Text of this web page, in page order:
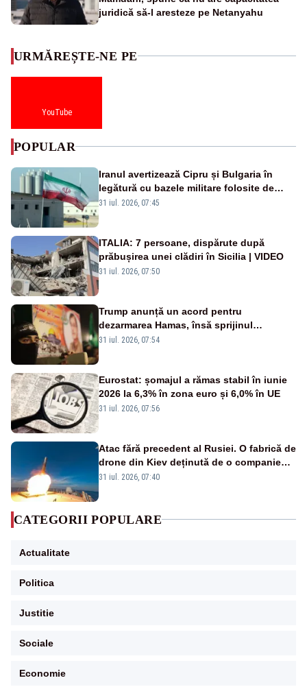
juridică să-l aresteze pe Netanyahu
URMĂREȘTE-NE PE
YouTube
POPULAR
Iranul avertizează Cipru și Bulgaria în
legătură cu bazele militare folosite de
SUA
31 iul. 2026, 07:45
ITALIA: 7 persoane, dispărute după
prăbușirea unei clădiri în Sicilia | VIDEO
31 iul. 2026, 07:50
Trump anunță un acord pentru
dezarmarea Hamas, însă sprijinul
Israelului rămâne incert
31 iul. 2026, 07:54
Eurostat: șomajul a rămas stabil în iunie
2026 la 6,3% în zona euro și 6,0% în UE
31 iul. 2026, 07:56
Atac fără precedent al Rusiei. O fabrică de
drone din Kiev deținută de o companie
americană, distrusă de o rachetă
31 iul. 2026, 07:40
CATEGORII POPULARE
Actualitate
Politica
Justitie
Sociale
Economie